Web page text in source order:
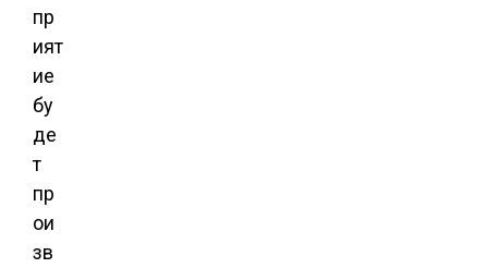
пр
ият
ие
бу
де
т
пр
ои
зв